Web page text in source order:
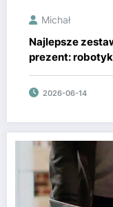
Michał
Najlepsze
prezent:
2026-06-14